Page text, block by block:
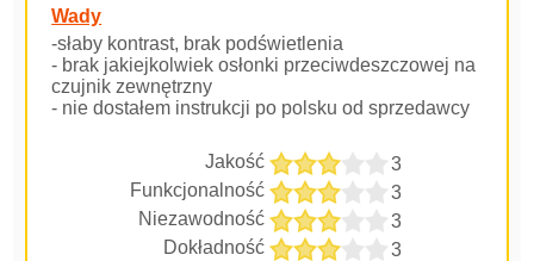
Wady
-słaby kontrast, brak podświetlenia
- brak jakiejkolwiek osłonki przeciwdeszczowej na
czujnik zewnętrzny
- nie dostałem instrukcji po polsku od sprzedawcy
Jakość
3
Funkcjonalność
3
Niezawodność
3
Dokładność
3